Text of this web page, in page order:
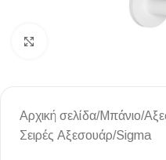
Αρχική σελίδα/Μπάνιο/
Σειρές Αξεσουάρ/Sigma